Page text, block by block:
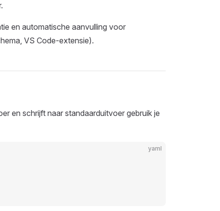
en automatische aanvulling voor
VS Code-extensie).
en schrijft naar standaarduitvoer gebruik je
yaml